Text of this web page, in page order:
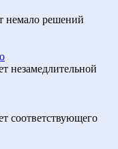
немало решений
незамедлительной
соответствующего